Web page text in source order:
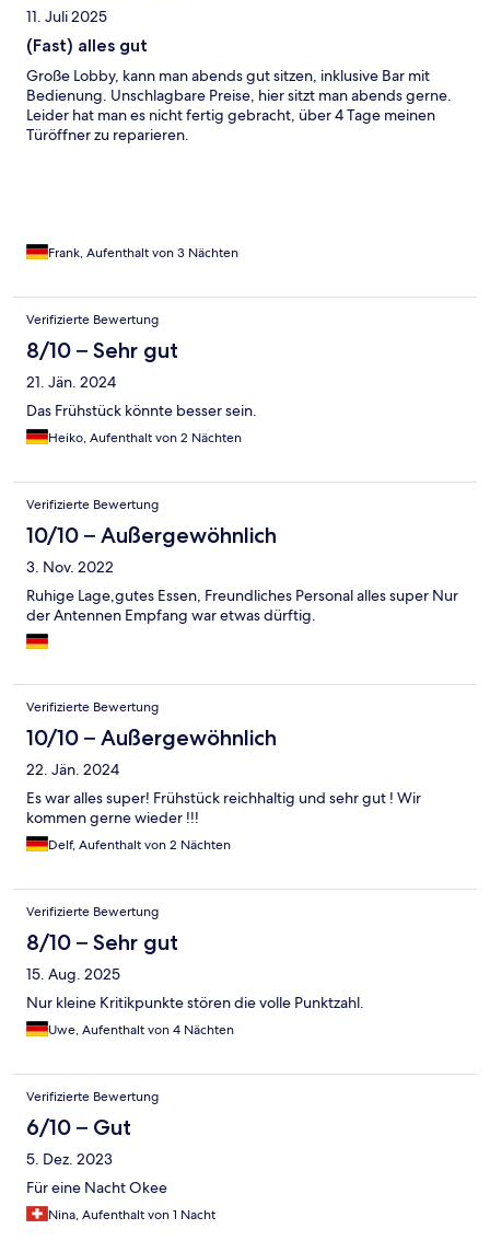
11. Juli 2025
(Fast) alles gut
Große Lobby, kann man abends gut sitzen, inklusive Bar mit
Bedienung. Unschlagbare Preise, hier sitzt man abends gerne.
Leider hat man es nicht fertig gebracht, über 4 Tage meinen
Türöffner zu reparieren.
Frank, Aufenthalt von 3 Nächten
Verifizierte Bewertung
8/10 – Sehr gut
21. Jän. 2024
Das Frühstück könnte besser sein.
Heiko, Aufenthalt von 2 Nächten
Verifizierte Bewertung
10/10 – Außergewöhnlich
3. Nov. 2022
Ruhige Lage,gutes Essen, Freundliches Personal alles super Nur
der Antennen Empfang war etwas dürftig.
Verifizierte Bewertung
10/10 – Außergewöhnlich
22. Jän. 2024
Es war alles super! Frühstück reichhaltig und sehr gut ! Wir
kommen gerne wieder !!!
Delf, Aufenthalt von 2 Nächten
Verifizierte Bewertung
8/10 – Sehr gut
15. Aug. 2025
Nur kleine Kritikpunkte stören die volle Punktzahl.
Uwe, Aufenthalt von 4 Nächten
Verifizierte Bewertung
6/10 – Gut
5. Dez. 2023
Für eine Nacht Okee
Nina, Aufenthalt von 1 Nacht